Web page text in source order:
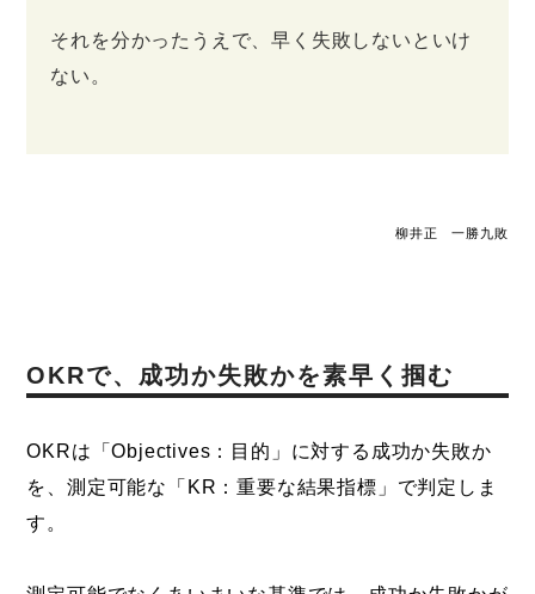
それを分かったうえで、早く失敗しないといけ
ない。
柳井正 一勝九敗
OKRで、成功か失敗かを素早く掴む
OKRは「Objectives：目的」に対する成功か失敗か
を、測定可能な「KR：重要な結果指標」で判定しま
す。